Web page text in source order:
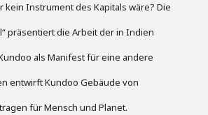
kein Instrument des Kapitals wäre? Die
präsentiert die Arbeit der in Indien
als Manifest für eine andere
entwirft Kundoo Gebäude von
für Mensch und Planet.